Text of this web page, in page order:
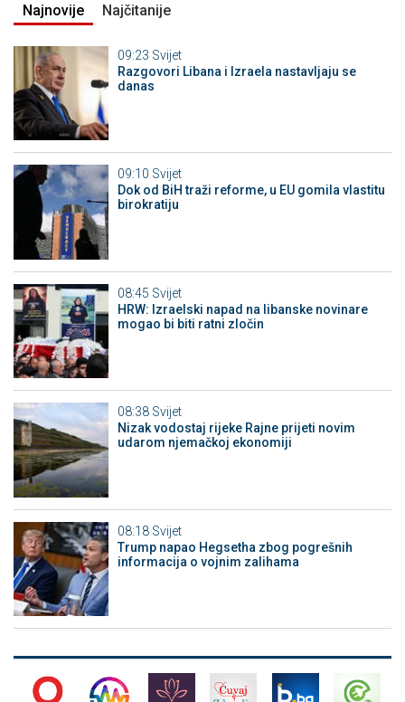
Najnovije Najčitanije
09:23 Svijet
Razgovori Libana i Izraela nastavljaju se
danas
09:10 Svijet
Dok od BiH traži reforme, u EU gomila vlastitu
birokratiju
08:45 Svijet
HRW: Izraelski napad na libanske novinare
mogao bi biti ratni zločin
08:38 Svijet
Nizak vodostaj rijeke Rajne prijeti novim
udarom njemačkoj ekonomiji
08:18 Svijet
Trump napao Hegsetha zbog pogrešnih
informacija o vojnim zalihama